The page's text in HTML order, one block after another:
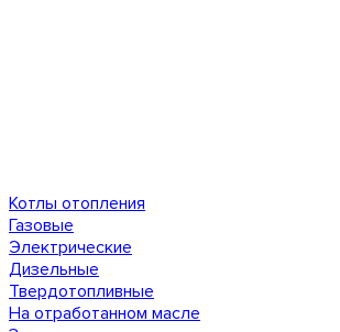
Котлы отопления
Газовые
Электрические
Дизельные
Твердотопливные
На отработанном масле